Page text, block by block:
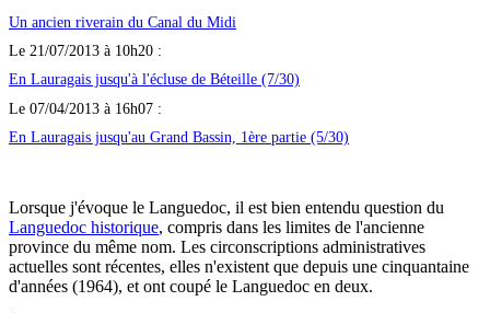
Un ancien riverain du Canal du Midi
Le 21/07/2013 à 10h20 :
En Lauragais jusqu'à l'écluse de Béteille (7/30)
Le 07/04/2013 à 16h07 :
En Lauragais jusqu'au Grand Bassin, 1ère partie (5/30)
Lorsque j'évoque le Languedoc, il est bien entendu question du
Languedoc historique, compris dans les limites de l'ancienne
province du même nom. Les circonscriptions administratives
actuelles sont récentes, elles n'existent que depuis une cinquantaine
d'années (1964), et ont coupé le Languedoc en deux.